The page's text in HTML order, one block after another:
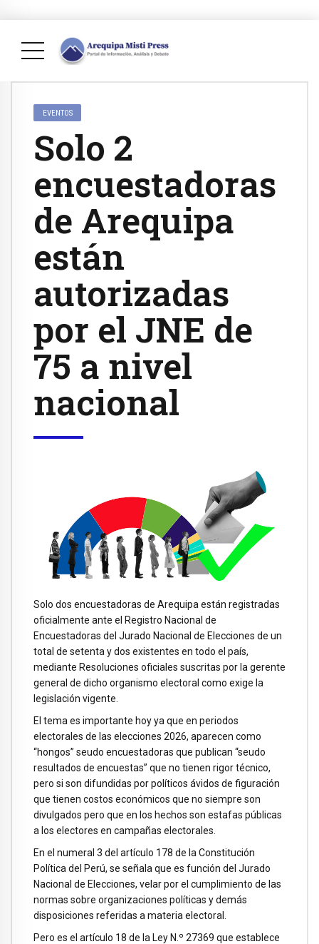
EVENTOS
Solo 2
encuestadoras
de Arequipa
están
autorizadas
por el JNE de
75 a nivel
nacional
Solo dos encuestadoras de Arequipa están registradas
oficialmente ante el Registro Nacional de
Encuestadoras del Jurado Nacional de Elecciones de un
total de setenta y dos existentes en todo el país,
mediante Resoluciones oficiales suscritas por la gerente
general de dicho organismo electoral como exige la
legislación vigente.
El tema es importante hoy ya que en periodos
electorales de las elecciones 2026, aparecen como
“hongos” seudo encuestadoras que publican “seudo
resultados de encuestas” que no tienen rigor técnico,
pero si son difundidas por políticos ávidos de figuración
que tienen costos económicos que no siempre son
divulgados pero que en los hechos son estafas públicas
a los electores en campañas electorales.
En el numeral 3 del artículo 178 de la Constitución
Política del Perú, se señala que es función del Jurado
Nacional de Elecciones, velar por el cumplimiento de las
normas sobre organizaciones políticas y demás
disposiciones referidas a materia electoral.
Pero es el artículo 18 de la Ley N.º 27369 que establece